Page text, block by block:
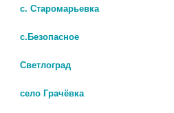
ТЕРБИНАФИН 1% 30Г. КРЕМ
Д/НАРУЖ ПРИМ.
с. Старомарьевка
с.Безопасное
Светлоград
село Грачёвка